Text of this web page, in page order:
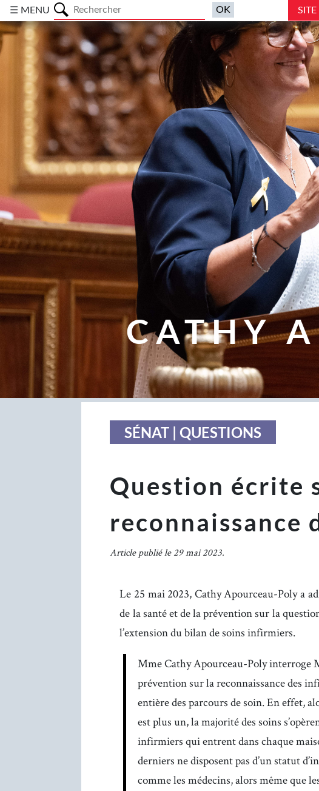
☰ MENU
CATHY
SÉNAT | QUESTIONS
Question écrite
reconnaissance
Article publié le 29 mai 2023.
Le 25 mai 2023, Cathy Apourceau-Poly a
de la santé et de la prévention sur la
l’extension du bilan de soins infirmiers.
Mme Cathy Apourceau-Poly interroge
prévention sur la reconnaissance des
entière des parcours de soin. En effet,
est plus un, la majorité des soins
infirmiers qui entrent dans chaque
derniers ne disposent pas d’un statut
comme les médecins, alors même que